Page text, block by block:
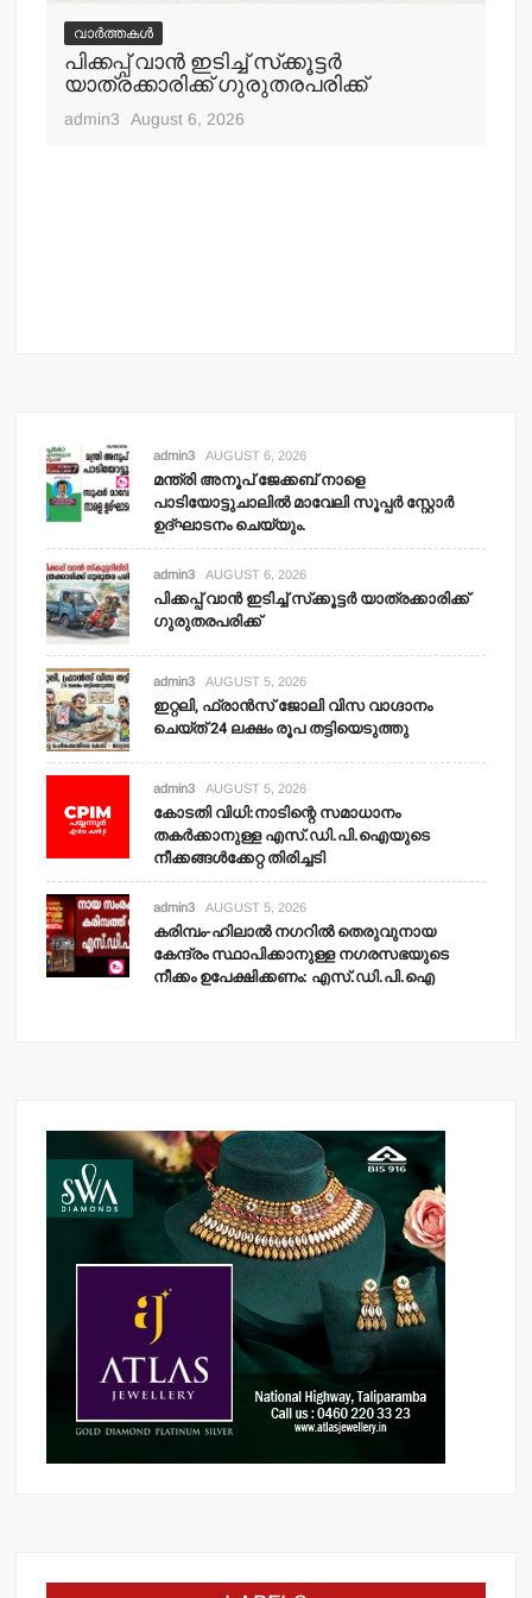
വാർത്തകൾ
പിക്കപ്പ് വാന്‍ ഇടിച്ച് സ്‌ക്കൂട്ടര്‍
യാത്രക്കാരിക്ക് ഗുരുതരപരിക്ക്
admin3 August 6, 2026
admin3 AUGUST 6, 2026
മന്ത്രി അനൂപ് ജേക്കബ് നാളെ
പാടിയോട്ടുചാലില്‍ മാവേലി സൂപ്പര്‍ സ്റ്റോര്‍
ഉദ്ഘാടനം ചെയ്യും.
admin3 AUGUST 6, 2026
പിക്കപ്പ് വാന്‍ ഇടിച്ച് സ്‌ക്കൂട്ടര്‍ യാത്രക്കാരിക്ക്
ഗുരുതരപരിക്ക്
admin3 AUGUST 5, 2026
ഇറ്റലി, ഫ്രാന്‍സ് ജോലി വിസ വാഗ്ദാനം
ചെയ്ത് 24 ലക്ഷം രൂപ തട്ടിയെടുത്തു
admin3 AUGUST 5, 2026
കോടതി വിധി:നാടിന്റെ സമാധാനം
തകര്‍ക്കാനുള്ള എസ്.ഡി.പി.ഐയുടെ
നീക്കങ്ങള്‍ക്കേറ്റ തിരിച്ചടി
admin3 AUGUST 5, 2026
കരിമ്പം-ഹിലാല്‍ നഗറില്‍ തെരുവുനായ
കേന്ദ്രം സ്ഥാപിക്കാനുള്ള നഗരസഭയുടെ
നീക്കം ഉപേക്ഷിക്കണം: എസ്.ഡി.പി.ഐ